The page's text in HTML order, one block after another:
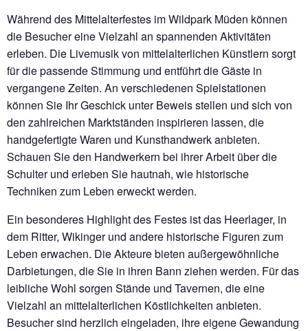
Während des Mittelalterfestes im Wildpark Müden können
die Besucher eine Vielzahl an spannenden Aktivitäten
erleben. Die Livemusik von mittelalterlichen Künstlern sorgt
für die passende Stimmung und entführt die Gäste in
vergangene Zeiten. An verschiedenen Spielstationen
können Sie Ihr Geschick unter Beweis stellen und sich von
den zahlreichen Marktständen inspirieren lassen, die
handgefertigte Waren und Kunsthandwerk anbieten.
Schauen Sie den Handwerkern bei ihrer Arbeit über die
Schulter und erleben Sie hautnah, wie historische
Techniken zum Leben erweckt werden.
Ein besonderes Highlight des Festes ist das Heerlager, in
dem Ritter, Wikinger und andere historische Figuren zum
Leben erwachen. Die Akteure bieten außergewöhnliche
Darbietungen, die Sie in ihren Bann ziehen werden. Für das
leibliche Wohl sorgen Stände und Tavernen, die eine
Vielzahl an mittelalterlichen Köstlichkeiten anbieten.
Besucher sind herzlich eingeladen, ihre eigene Gewandung